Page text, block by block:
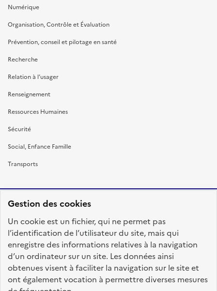
Gestion des cookies
Un cookie est un fichier, qui ne permet pas
l’identification de l’utilisateur du site, mais qui
enregistre des informations relatives à la navigation
d’un ordinateur sur un site. Les données ainsi
obtenues visent à faciliter la navigation sur le site et
ont également vocation à permettre diverses mesures
Numérique
Organisation, Contrôle et Évaluation
Prévention, conseil et pilotage en santé
Recherche
Relation à l’usager
Renseignement
Ressources Humaines
Sécurité
Social, Enfance Famille
Transports
FRANÇAISE
fonction-publique.gouv.fr
legifrance.gouv.fr